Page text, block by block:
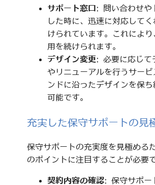
サポート窓口 : 問い合わせや
した時に、迅速に対応して
けられています。これによ
用を続けられます。
デザイン変更: 必要に応じて
やリニューアルを行うサービ
ンドに沿ったデザインを保
可能です。
充実した保守サポートの見
保守サポートの充実度を見極める
のポイントに注目することが必要で
契約内容の確認: 保守サポー